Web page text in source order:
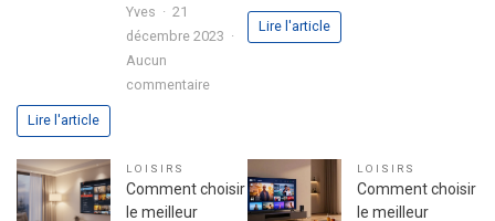
Yves
21
décembre 2023
Aucun
commentairesur
SE
Lire l'article
Lire l'article
LOISIRS
Comment choisir
le meilleur
LOISIRS
Comment choisir
le meilleur